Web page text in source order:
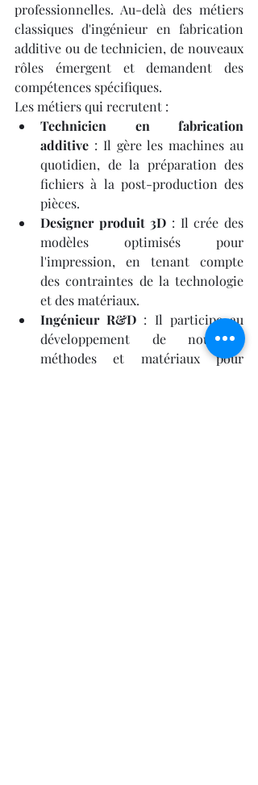
professionnelles. Au-delà des métiers
classiques d'ingénieur en fabrication
additive ou de technicien, de nouveaux
rôles émergent et demandent des
compétences spécifiques.
Les métiers qui recrutent :
Technicien en fabrication
additive : Il gère les machines au
quotidien, de la préparation des
fichiers à la post-production des
pièces.
Designer produit 3D : Il crée des
modèles optimisés pour
l'impression, en tenant compte
des contraintes de la technologie
et des matériaux.
Ingénieur R&D : Il participe au
développement de nouvelles
méthodes et matériaux pour